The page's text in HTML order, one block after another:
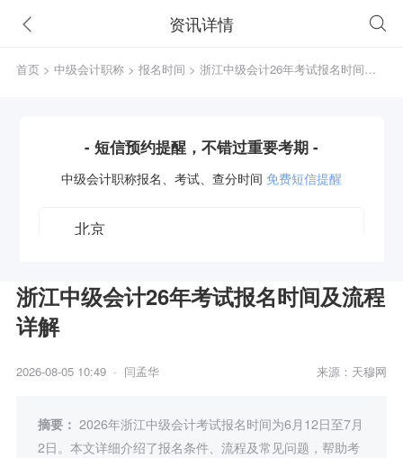
资讯详情
首页 > 中级会计职称 > 报名时间
- 短信预约提醒，不错过重要考期 -
中级会计职称报名、考试、查分时间 免费短信提醒
浙江中级会计26年考试报名时间及流程
详解
2026-08-05 10:49 · 闫孟华 来源：天穆网
摘要： 2026年浙江中级会计考试报名时间为6月12日至7月
2日。本文详细介绍了报名条件、流程及常见问题，帮助考